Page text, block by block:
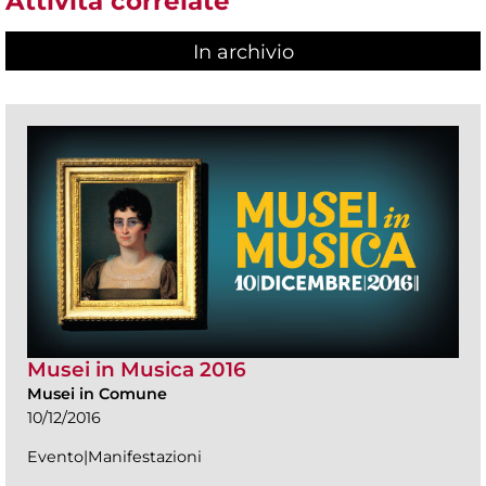
In archivio
Musei in Musica 2016
Musei in Comune
10/12/2016
Evento|Manifestazioni